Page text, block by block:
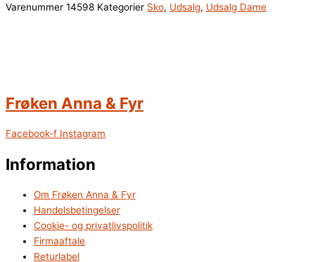
Varenummer 14598 Kategorier Sko, Udsalg, Udsalg Dame
Frøken Anna & Fyr
Facebook-f Instagram
Information
Om Frøken Anna & Fyr
Handelsbetingelser
Cookie- og privatlivspolitik
Firmaaftale
Returlabel